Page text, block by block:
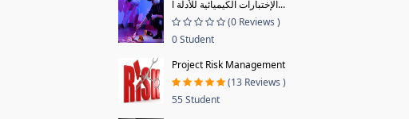
الإختبارات الكيميائية للأدلة ا...
(0 Reviews )
0 Student
Project Risk Management
(13 Reviews )
55 Student